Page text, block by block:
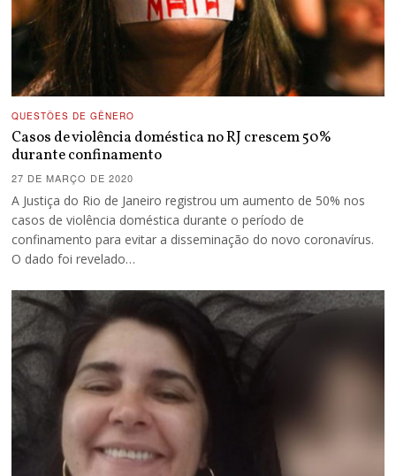
QUESTÕES DE GÊNERO
Casos de violência doméstica no RJ crescem 50%
durante confinamento
27 DE MARÇO DE 2020
A Justiça do Rio de Janeiro registrou um aumento de 50% nos
casos de violência doméstica durante o período de
confinamento para evitar a disseminação do novo coronavírus.
O dado foi revelado…